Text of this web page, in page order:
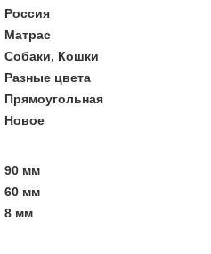
Россия
Матрас
Собаки, Кошки
Разные цвета
Прямоугольная
Новое
90 мм
60 мм
8 мм